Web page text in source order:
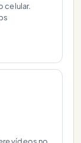
celular.